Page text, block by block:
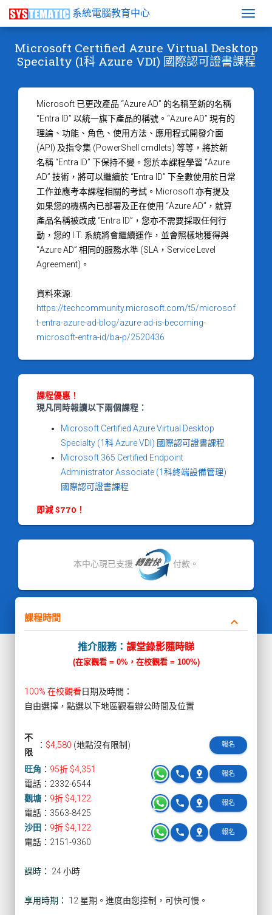
系統電腦教育中心
Microsoft Certified Azure Virtual Desktop
Specialty (1科 Azure VDI) 國際認可證書課程
Microsoft 已更改產品 “Azure AD” 的名稱至新的名稱
“Entra ID” 以統一旗下產品的稱號。“Azure AD” 現有的
理論、功能、角色、使用方法、應用程式開發介面
(API) 及指令集 (PowerShell cmdlets) 等等，將於新
名稱 “Entra ID” 下保持不變。您於本課程學習 “Azure
AD” 技術，將可以繼續於 “Entra ID” 下全數使用於日常
工作並應考本課程相關的考試。Microsoft 亦有提及
如果您的機構內已部署及正在使用 “Azure AD”，就算
產品名稱被改成 “Entra ID”，您亦不需要採取任何行
動，您的 I.T. 系統將會繼續運作，並會照樣地獲得與
“Azure AD” 相同的服務水準 (SLA，Service Level
Agreement)。
資料來源:
https://techcommunity.microsoft.com/t5/microsof
t-entra-azure-ad-blog/azure-ad-is-becoming-
microsoft-entra-id/ba-p/2520436
課程優惠！
現凡同時報讀以下兩個課程：
Microsoft Certified Azure Virtual Desktop
Specialty (1科 Azure VDI) 國際認可證書課程
Microsoft 365 Certified Endpoint
Administrator Associate (1科終端設備管理)
國際認可證書課程
即減 $770！
本中心現已支援 付款。
課程時間 keyboard_arrow_down
推介服務： 課堂錄影隨時睇
(在家觀看 = 0%，在校觀看 = 100%)
100% 在校觀看日期及時間：
自由選擇，點選以下地區觀看辦公時間及位置
不
限
： $4,580 (地點沒有限制) 報名
旺角 ： 95折 $4,351 報名
pin_drop
phone
電話：2332-6544
觀塘 ： 9折 $4,122 報名
pin_drop
phone
電話：3563-8425
沙田 ： 9折 $4,122 報名
pin_drop
phone
電話：2151-9360
課時： 24 小時
享用時期： 12 星期。進度由您控制，可快可慢。